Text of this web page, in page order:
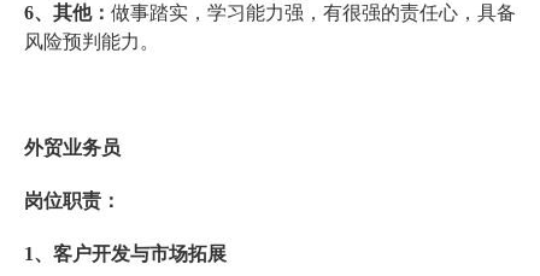
6、其他： 做事踏实，学习能力强，有很强的责任心，具备
风险预判能力。
外贸业务员
岗位职责：
1、客户开发与市场拓展